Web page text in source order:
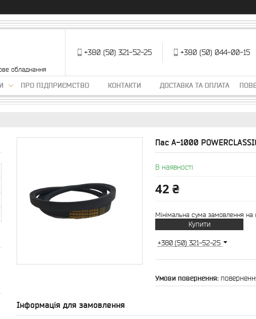
обладнання
+380 (50) 321-52-25 +380 (50) 044-00-15
ПРО ПІДПРИЄМСТВО КОНТАКТИ ДОСТАВКА ТА ОПЛАТА
Пас А-1000
В наявності
42 ₴
Мінімальна сума замовлення на
Купити
+380 (50) 321-52-25
Інформація для замовлення